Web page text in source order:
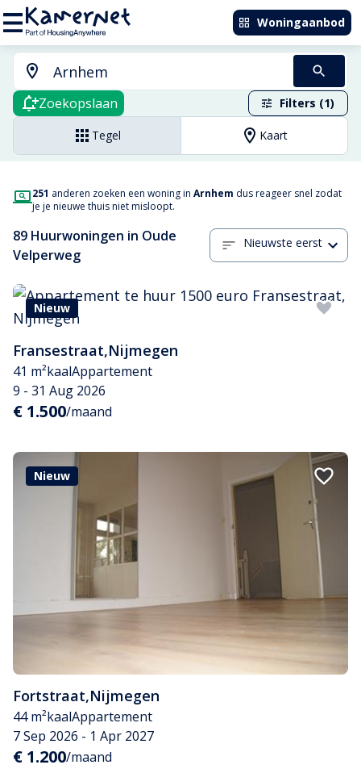
Woningaanbod
Zoekopslaan Filters (1)
Tegel Kaart
251 anderen zoeken een woning in Arnhem dus reageer snel zodat
je je nieuwe thuis niet misloopt.
89 Huurwoningen in Oude
Velperweg
Nieuwste eerst
Nieuw
Fransestraat,Nijmegen
41 m²kaalAppartement
9 - 31 Aug 2026
€ 1.500/maand
Nieuw
Fortstraat,Nijmegen
44 m²kaalAppartement
7 Sep 2026 - 1 Apr 2027
€ 1.200/maand